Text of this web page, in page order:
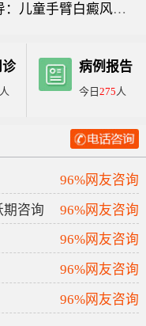
白癜风恢复慢怎么治疗?
诊
人
病例报告
今日275人
96%网友咨询
期咨询
96%网友咨询
96%网友咨询
96%网友咨询
96%网友咨询